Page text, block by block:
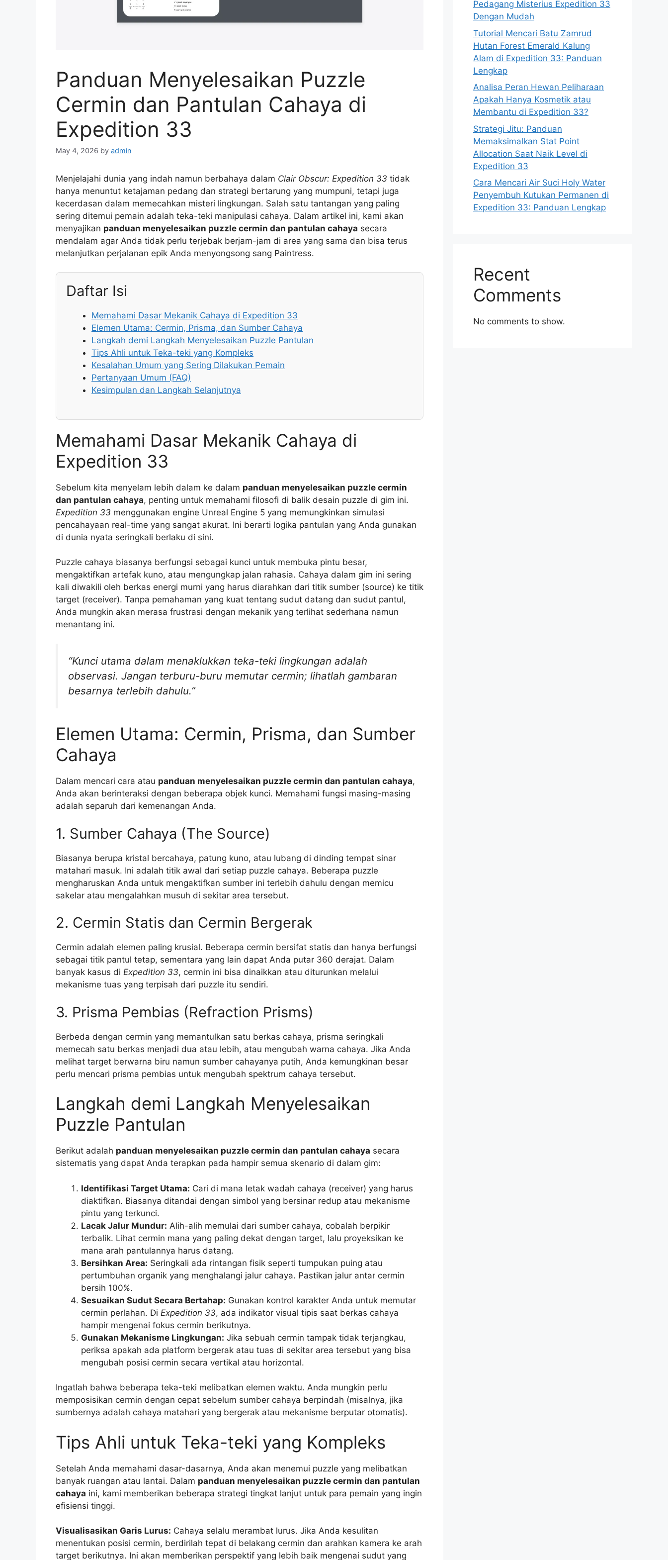
Panduan Menyelesaikan Puzzle
Cermin dan Pantulan Cahaya di
Expedition 33
May 4, 2026 by admin
Menjelajahi dunia yang indah namun berbahaya dalam Clair Obscur: Expedition 33 tidak
hanya menuntut ketajaman pedang dan strategi bertarung yang mumpuni, tetapi juga
kecerdasan dalam memecahkan misteri lingkungan. Salah satu tantangan yang paling
sering ditemui pemain adalah teka-teki manipulasi cahaya. Dalam artikel ini, kami akan
menyajikan panduan menyelesaikan puzzle cermin dan pantulan cahaya secara
mendalam agar Anda tidak perlu terjebak berjam-jam di area yang sama dan bisa terus
melanjutkan perjalanan epik Anda menyongsong sang Paintress.
Daftar Isi
Memahami Dasar Mekanik Cahaya di Expedition 33
Elemen Utama: Cermin, Prisma, dan Sumber Cahaya
Langkah demi Langkah Menyelesaikan Puzzle Pantulan
Tips Ahli untuk Teka-teki yang Kompleks
Kesalahan Umum yang Sering Dilakukan Pemain
Pertanyaan Umum (FAQ)
Kesimpulan dan Langkah Selanjutnya
Memahami Dasar Mekanik Cahaya di
Expedition 33
Sebelum kita menyelam lebih dalam ke dalam panduan menyelesaikan puzzle cermin
dan pantulan cahaya, penting untuk memahami filosofi di balik desain puzzle di gim ini.
Expedition 33 menggunakan engine Unreal Engine 5 yang memungkinkan simulasi
pencahayaan real-time yang sangat akurat. Ini berarti logika pantulan yang Anda gunakan
di dunia nyata seringkali berlaku di sini.
Puzzle cahaya biasanya berfungsi sebagai kunci untuk membuka pintu besar,
mengaktifkan artefak kuno, atau mengungkap jalan rahasia. Cahaya dalam gim ini sering
kali diwakili oleh berkas energi murni yang harus diarahkan dari titik sumber (source) ke titik
target (receiver). Tanpa pemahaman yang kuat tentang sudut datang dan sudut pantul,
Anda mungkin akan merasa frustrasi dengan mekanik yang terlihat sederhana namun
menantang ini.
“Kunci utama dalam menaklukkan teka-teki lingkungan adalah
observasi. Jangan terburu-buru memutar cermin; lihatlah gambaran
besarnya terlebih dahulu.”
Elemen Utama: Cermin, Prisma, dan Sumber
Cahaya
Dalam mencari cara atau panduan menyelesaikan puzzle cermin dan pantulan cahaya,
Anda akan berinteraksi dengan beberapa objek kunci. Memahami fungsi masing-masing
adalah separuh dari kemenangan Anda.
1. Sumber Cahaya (The Source)
Biasanya berupa kristal bercahaya, patung kuno, atau lubang di dinding tempat sinar
matahari masuk. Ini adalah titik awal dari setiap puzzle cahaya. Beberapa puzzle
mengharuskan Anda untuk mengaktifkan sumber ini terlebih dahulu dengan memicu
sakelar atau mengalahkan musuh di sekitar area tersebut.
2. Cermin Statis dan Cermin Bergerak
Cermin adalah elemen paling krusial. Beberapa cermin bersifat statis dan hanya berfungsi
sebagai titik pantul tetap, sementara yang lain dapat Anda putar 360 derajat. Dalam
banyak kasus di Expedition 33, cermin ini bisa dinaikkan atau diturunkan melalui
mekanisme tuas yang terpisah dari puzzle itu sendiri.
3. Prisma Pembias (Refraction Prisms)
Berbeda dengan cermin yang memantulkan satu berkas cahaya, prisma seringkali
memecah satu berkas menjadi dua atau lebih, atau mengubah warna cahaya. Jika Anda
melihat target berwarna biru namun sumber cahayanya putih, Anda kemungkinan besar
perlu mencari prisma pembias untuk mengubah spektrum cahaya tersebut.
Langkah demi Langkah Menyelesaikan
Puzzle Pantulan
Berikut adalah panduan menyelesaikan puzzle cermin dan pantulan cahaya secara
sistematis yang dapat Anda terapkan pada hampir semua skenario di dalam gim:
Identifikasi Target Utama: Cari di mana letak wadah cahaya (receiver) yang harus
diaktifkan. Biasanya ditandai dengan simbol yang bersinar redup atau mekanisme
pintu yang terkunci.
Lacak Jalur Mundur: Alih-alih memulai dari sumber cahaya, cobalah berpikir
terbalik. Lihat cermin mana yang paling dekat dengan target, lalu proyeksikan ke
mana arah pantulannya harus datang.
Bersihkan Area: Seringkali ada rintangan fisik seperti tumpukan puing atau
pertumbuhan organik yang menghalangi jalur cahaya. Pastikan jalur antar cermin
bersih 100%.
Sesuaikan Sudut Secara Bertahap: Gunakan kontrol karakter Anda untuk memutar
cermin perlahan. Di Expedition 33, ada indikator visual tipis saat berkas cahaya
hampir mengenai fokus cermin berikutnya.
Gunakan Mekanisme Lingkungan: Jika sebuah cermin tampak tidak terjangkau,
periksa apakah ada platform bergerak atau tuas di sekitar area tersebut yang bisa
mengubah posisi cermin secara vertikal atau horizontal.
Ingatlah bahwa beberapa teka-teki melibatkan elemen waktu. Anda mungkin perlu
memposisikan cermin dengan cepat sebelum sumber cahaya berpindah (misalnya, jika
sumbernya adalah cahaya matahari yang bergerak atau mekanisme berputar otomatis).
Tips Ahli untuk Teka-teki yang Kompleks
Setelah Anda memahami dasar-dasarnya, Anda akan menemui puzzle yang melibatkan
banyak ruangan atau lantai. Dalam panduan menyelesaikan puzzle cermin dan pantulan
cahaya ini, kami memberikan beberapa strategi tingkat lanjut untuk para pemain yang ingin
efisiensi tinggi.
Visualisasikan Garis Lurus: Cahaya selalu merambat lurus. Jika Anda kesulitan
menentukan posisi cermin, berdirilah tepat di belakang cermin dan arahkan kamera ke arah
target berikutnya. Ini akan memberikan perspektif yang lebih baik mengenai sudut yang
Pedagang Misterius Expedition 33
Dengan Mudah
Tutorial Mencari Batu Zamrud
Hutan Forest Emerald Kalung
Alam di Expedition 33: Panduan
Lengkap
Analisa Peran Hewan Peliharaan
Apakah Hanya Kosmetik atau
Membantu di Expedition 33?
Strategi Jitu: Panduan
Memaksimalkan Stat Point
Allocation Saat Naik Level di
Expedition 33
Cara Mencari Air Suci Holy Water
Penyembuh Kutukan Permanen di
Expedition 33: Panduan Lengkap
Recent
Comments
No comments to show.